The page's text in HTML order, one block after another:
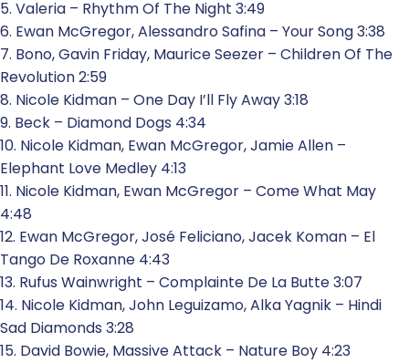
5. Valeria – Rhythm Of The Night 3:49
6. Ewan McGregor, Alessandro Safina – Your Song 3:38
7. Bono, Gavin Friday, Maurice Seezer – Children Of The
Revolution 2:59
8. Nicole Kidman – One Day I’ll Fly Away 3:18
9. Beck – Diamond Dogs 4:34
10. Nicole Kidman, Ewan McGregor, Jamie Allen –
Elephant Love Medley 4:13
11. Nicole Kidman, Ewan McGregor – Come What May
4:48
12. Ewan McGregor, José Feliciano, Jacek Koman – El
Tango De Roxanne 4:43
13. Rufus Wainwright – Complainte De La Butte 3:07
14. Nicole Kidman, John Leguizamo, Alka Yagnik – Hindi
Sad Diamonds 3:28
15. David Bowie, Massive Attack – Nature Boy 4:23